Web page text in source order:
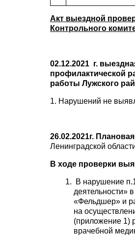
Акт выездной
Контрольного
02.12.2021 г.
профилактической
работы Лужского
1. Нарушений не
26.02.2021г.
Ленинградской
В ходе проверки
В нарушение
деятельности»
«Фельдшер» и
на
(приложение 1)
врачебной